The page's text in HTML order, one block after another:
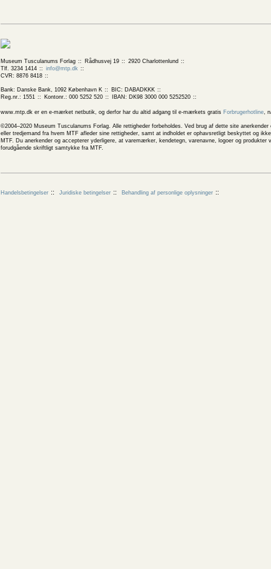
Museum Tusculanums Forlag Rådhusvej 19
2920 Charlottenlund
Tlf. 3234 1414
info@mtp.dk
CVR: 8876 8418
Bank: Danske Bank, 1092 København K
BIC: DABADKKK
Reg.nr.: 1551
Kontonr.: 000 5252 520 IBAN: DK98 3000 000 5252520
www.mtp.dk er en e-mærket netbutik, og derfor har du altid adgang til e-mærkets gratis Forbrugerhotline,
©2004–2020 Museum Tusculanums Forlag. Alle rettigheder forbeholdes. Ved brug af dette site
eller tredjemand fra hvem MTF afleder sine rettigheder, samt at indholdet er ophavsretligt beskyttet og
MTF. Du anerkender og accepterer yderligere, at varemærker, kendetegn, varenavne, logoer og
forudgående skriftligt samtykke fra MTF.
Handelsbetingelser Juridiske betingelser Behandling af personlige oplysninger